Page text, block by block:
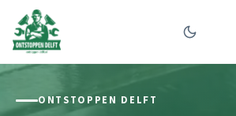
ONTSTOPPEN DELFT